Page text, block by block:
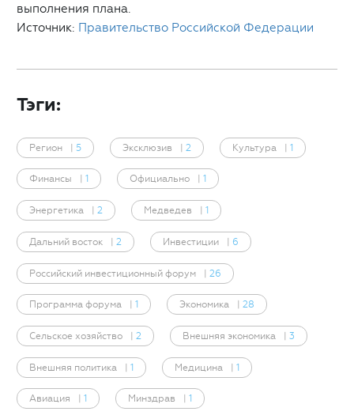
выполнения плана.
Источник: Правительство Российской Федерации
Тэги:
Регион | 5 Эксклюзив | 2 Культура | 1
Финансы 1 Официально 1
Энергетика 2 Медведев 1
Дальний восток | 2 Инвестиции | 6
Российский инвестиционный форум | 26
Программа форума 1 Экономика 28
Сельское хозяйство 2 Внешняя экономика 3
Внешняя политика | 1 Медицина | 1
Авиация 1 Минздрав 1